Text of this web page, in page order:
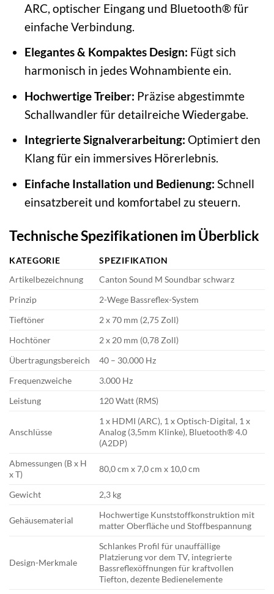
ARC, optischer Eingang und Bluetooth® für
einfache Verbindung.
Elegantes & Kompaktes Design: Fügt sich
harmonisch in jedes Wohnambiente ein.
Hochwertige Treiber: Präzise abgestimmte
Schallwandler für detailreiche Wiedergabe.
Integrierte Signalverarbeitung: Optimiert den
Klang für ein immersives Hörerlebnis.
Einfache Installation und Bedienung: Schnell
einsatzbereit und komfortabel zu steuern.
Technische Spezifikationen im Überblick
KATEGORIE
SPEZIFIKATION
Artikelbezeichnung
Canton Sound M Soundbar schwarz
Prinzip
2-Wege Bassreflex-System
Tieftöner
2 x 70 mm (2,75 Zoll)
Hochtöner
2 x 20 mm (0,78 Zoll)
Übertragungsbereich
40 – 30.000 Hz
Frequenzweiche
3.000 Hz
Leistung
120 Watt (RMS)
Anschlüsse
1 x HDMI (ARC), 1 x Optisch-Digital, 1 x
Analog (3,5mm Klinke), Bluetooth® 4.0
(A2DP)
Abmessungen (B x H
x T)
80,0 cm x 7,0 cm x 10,0 cm
Gewicht 2,3 kg
Gehäusematerial
Hochwertige Kunststoffkonstruktion mit
matter Oberfläche und Stoffbespannung
Design-Merkmale
Schlankes Profil für unauffällige
Platzierung vor dem TV, integrierte
Bassreflexöffnungen für kraftvollen
Tiefton, dezente Bedienelemente